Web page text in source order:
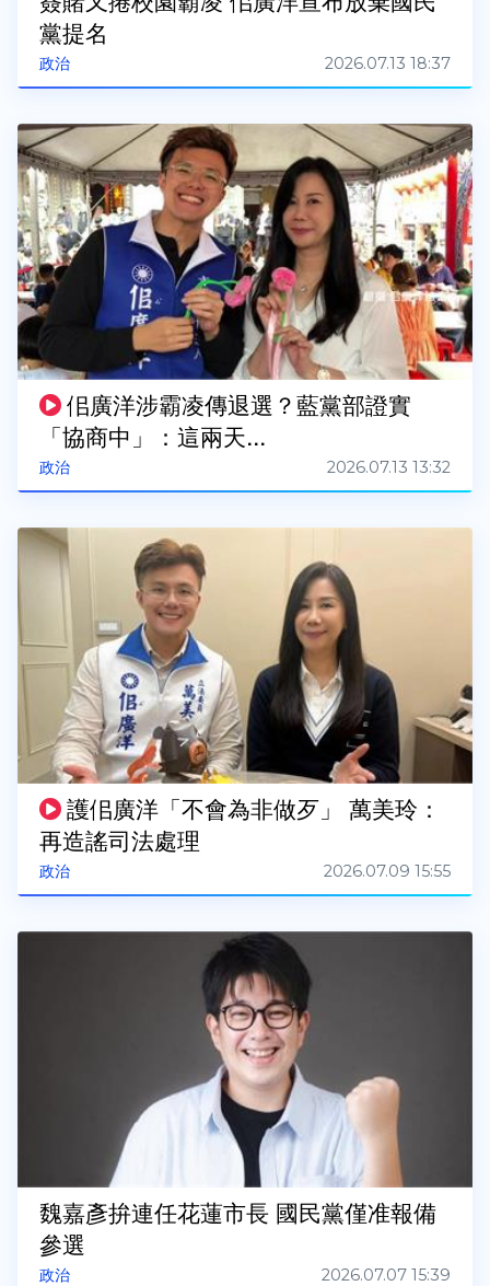
政治
黨提名
2026.07.13 18:37
政治
佀廣洋涉霸凌傳退選？藍黨部證實
「協商中」：這兩天...
2026.07.13 13:32
政治
護佀廣洋「不會為非做歹」 萬美玲：
再造謠司法處理
2026.07.09 15:55
政治
魏嘉彥拚連任花蓮市長 國民黨僅准報備
參選
2026.07.07 15:39